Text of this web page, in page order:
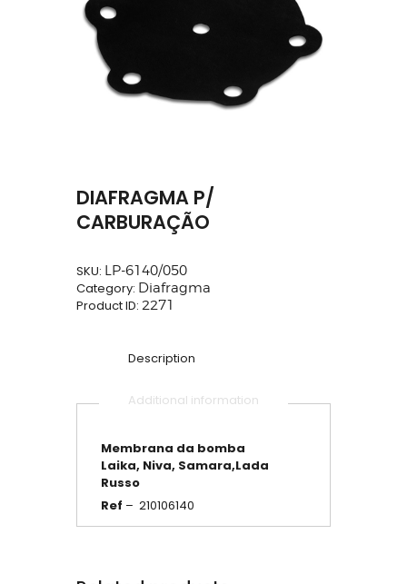
DIAFRAGMA P/
CARBURAÇÃO
SKU: LP-6140/050
Category: Diafragma
Product ID: 2271
Description
Additional information
Membrana da bomba
Laika, Niva, Samara,Lada
Russo
Ref – 210106140